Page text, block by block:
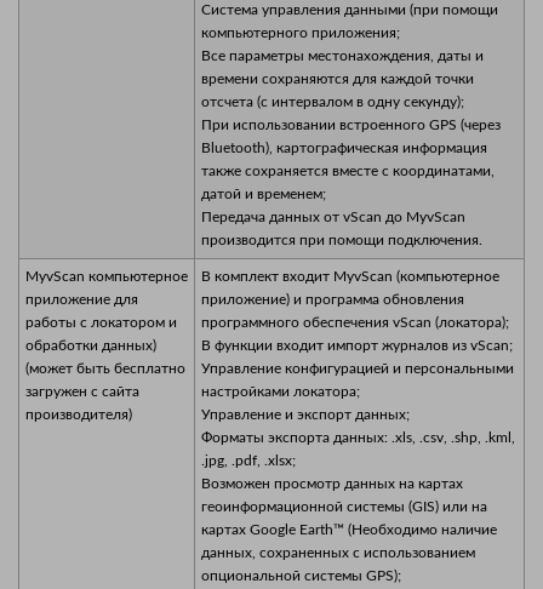
Система управления данными (при помощи
компьютерного приложения;
Все параметры местонахождения, даты и
времени сохраняются для каждой точки
отсчета (с интервалом в одну секунду);
При использовании встроенного GPS (через
Bluetooth), картографическая информация
также сохраняется вместе с координатами,
датой и временем;
Передача данных от vScan до MyvScan
производится при помощи подключения.
MyvScan компьютерное
приложение для
работы с локатором и
обработки данных)
(может быть бесплатно
загружен с сайта
производителя)
В комплект входит MyvScan (компьютерное
приложение) и программа обновления
программного обеспечения vScan (локатора);
В функции входит импорт журналов из vScan;
Управление конфигурацией и персональными
настройками локатора;
Управление и экспорт данных;
Форматы экспорта данных: .xls, .csv, .shp, .kml,
.jpg, .pdf, .xlsx;
Возможен просмотр данных на картах
геоинформационной системы (GIS) или на
картах Google Earth™ (Необходимо наличие
данных, сохраненных с использованием
опциональной системы GPS);